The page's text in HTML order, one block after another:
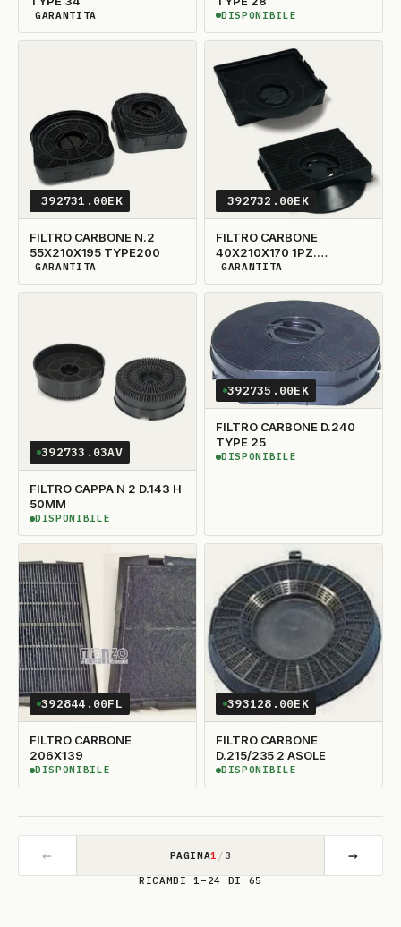
DISPONIBILITÀ GARANTITA
GARANTITA DISPONIBILE
DISPONIBILE
392731.00EK
FILTRO CARBONE N.2
55X210X195 TYPE200
DISPONIBILITÀ GARANTITA
GARANTITA
392732.00EK
FILTRO CARBONE
40X210X170 1PZ.
TYPE203
DISPONIBILITÀ GARANTITA
GARANTITA
392733.03AV
FILTRO CAPPA N 2 D.143 H
50MM
DISPONIBILE
DISPONIBILE
392735.00EK
FILTRO CARBONE D.240
TYPE 25
DISPONIBILE
DISPONIBILE
392844.00FL
FILTRO CARBONE
206X139
DISPONIBILE
DISPONIBILE
393128.00EK
FILTRO CARBONE
D.215/235 2 ASOLE
DISPONIBILE
DISPONIBILE
← PAGINA1 / 3 →
RICAMBI 1–24 DI 65